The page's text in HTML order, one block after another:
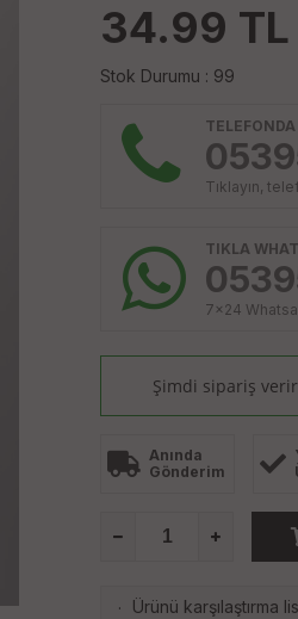
34.99 TL
Stok Durumu : 99
TELEFONDA
Tıklayın,
TIKLA
7x24
Şimdi sipariş
Anında
Gönderim
· Ürünü karşılaştırma